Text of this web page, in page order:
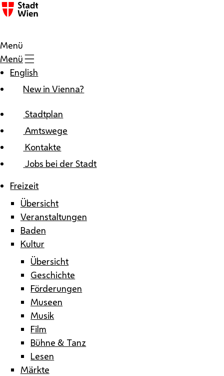
Zum Inhalt
Menü
Menü
English
New in Vienna?
Stadtplan
Amtswege
Kontakte
Jobs bei der Stadt
Freizeit
Übersicht
Veranstaltungen
Baden
Kultur
Übersicht
Geschichte
Förderungen
Museen
Musik
Film
Bühne & Tanz
Lesen
Märkte